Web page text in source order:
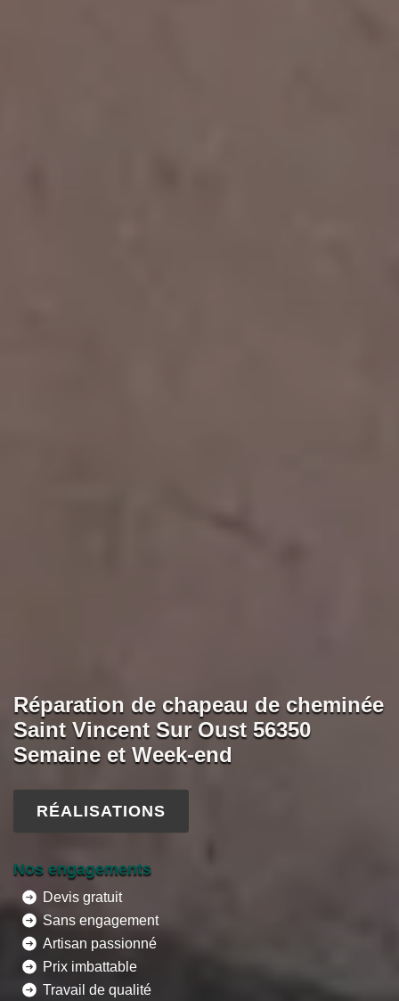
Réparation de chapeau de cheminée
Saint Vincent Sur Oust 56350
Semaine et Week-end
RÉALISATIONS
Nos engagements
Devis gratuit
Sans engagement
Artisan passionné
Prix imbattable
Travail de qualité